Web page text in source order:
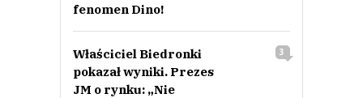
fenomen Dino!
Właściciel Biedronki
pokazał wyniki. Prezes
JM o rynku: „Nie
3